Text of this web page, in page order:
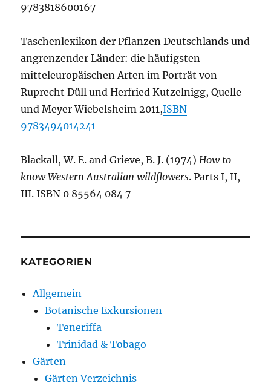
9783818600167
Taschenlexikon der Pflanzen Deutschlands und
angrenzender Länder: die häufigsten
mitteleuropäischen Arten im Porträt von
Ruprecht Düll und Herfried Kutzelnigg, Quelle
und Meyer Wiebelsheim 2011,ISBN
9783494014241
Blackall, W. E. and Grieve, B. J. (1974) How to
know Western Australian wildflowers. Parts I, II,
III. ISBN 0 85564 084 7
KATEGORIEN
Allgemein
Botanische Exkursionen
Teneriffa
Trinidad & Tobago
Gärten
Gärten Verzeichnis